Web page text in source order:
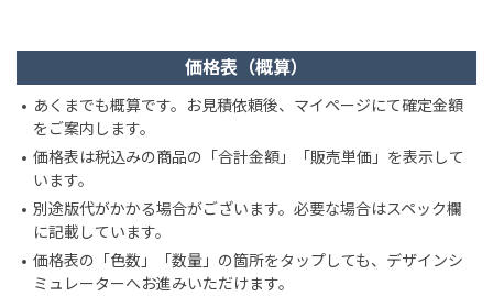
価格表（概算）
あくまでも概算です。お見積依頼後、マイページにて確定金額
をご案内します。
価格表は税込みの商品の「合計金額」「販売単価」を表示して
います。
別途版代がかかる場合がございます。必要な場合はスペック欄
に記載しています。
価格表の「色数」「数量」の箇所をタップしても、デザインシ
ミュレーターへお進みいただけます。